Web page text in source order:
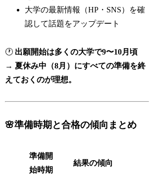
大学の最新情報（HP・SNS）を確
認して話題をアップデート
🕐 出願開始は多くの大学で9〜10月頃
→夏休み中（8月）にすべての準備を終
えておくのが理想。
🌸準備時期と合格の傾向まとめ
準備開
始時期
結果の傾向